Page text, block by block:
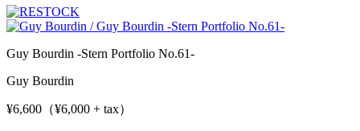
Guy Bourdin -Stern Portfolio No.61-
Guy Bourdin
¥6,600（¥6,000 + tax）